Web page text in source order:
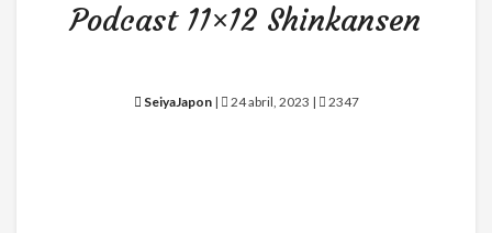
Podcast 11×12 Shinkansen
SeiyaJapon| 24 abril, 2023 | 2347